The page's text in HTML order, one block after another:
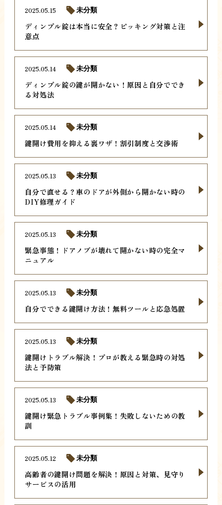
ディンプル錠は本当に安全？ピッキング対策と注
意点
2025.05.15 未分類
ディンプル錠の鍵が開かない！原因と自分ででき
る対処法
2025.05.14 未分類
鍵開け費用を抑える裏ワザ！割引制度と交渉術
2025.05.14 未分類
自分で直せる？車のドアが外側から開かない時の
DIY修理ガイド
2025.05.13 未分類
緊急事態！ドアノブが壊れて開かない時の完全マ
ニュアル
2025.05.13 未分類
自分でできる鍵開け方法！無料ツールと応急処置
2025.05.13 未分類
鍵開けトラブル解決！プロが教える緊急時の対処
法と予防策
2025.05.13 未分類
鍵開け緊急トラブル事例集！失敗しないための教
訓
2025.05.13 未分類
高齢者の鍵開け問題を解決！原因と対策、見守り
サービスの活用
2025.05.12 未分類